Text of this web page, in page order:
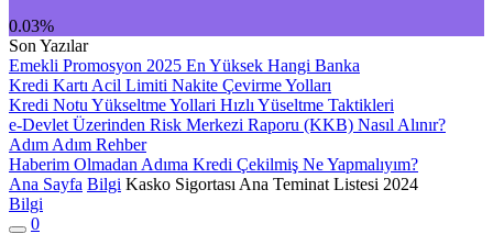
0.03%
Son Yazılar
Emekli Promosyon 2025 En Yüksek Hangi Banka
Kredi Kartı Acil Limiti Nakite Çevirme Yolları
Kredi Notu Yükseltme Yollari Hızlı Yüseltme Taktikleri
e-Devlet Üzerinden Risk Merkezi Raporu (KKB) Nasıl Alınır?
Adım Adım Rehber
Haberim Olmadan Adıma Kredi Çekilmiş Ne Yapmalıyım?
Ana Sayfa Bilgi Kasko Sigortası Ana Teminat Listesi 2024
Bilgi
0